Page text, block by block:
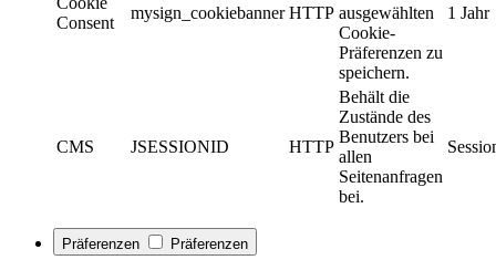
Consent
mysign_cookiebanner HTTP ausgewählten
Cookie-
Präferenzen zu
speichern.
1 Jahr
CMS JSESSIONID HTTP
Behält die
Zustände des
Benutzers bei
allen
Seitenanfragen
bei.
Präferenzen Präferenzen